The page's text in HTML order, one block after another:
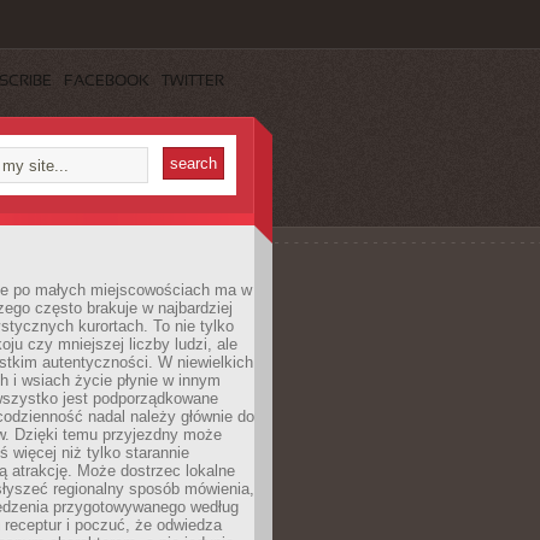
FACEBOOK TWITTER
po małych miejscowościach ma w
często brakuje w najbardziej
kurortach. To nie tylko
czy mniejszej liczby ludzi, ale
autentyczności. W niewielkich
i wsiach życie płynie w innym
jest podporządkowane
nadal należy głównie do
Dzięki temu przyjezdny może
więcej niż tylko starannie
atrakcję. Może dostrzec lokalne
regionalny sposób mówienia,
przygotowywanego według
i poczuć, że odwiedza